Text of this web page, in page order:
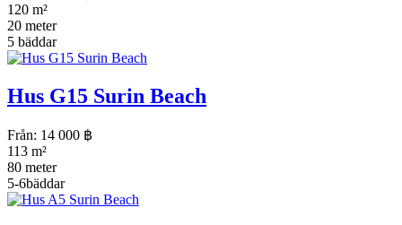
120 m²
20 meter
5 bäddar
Hus G15 Surin Beach
Från: 14 000 ฿
113 m²
80 meter
5-6bäddar